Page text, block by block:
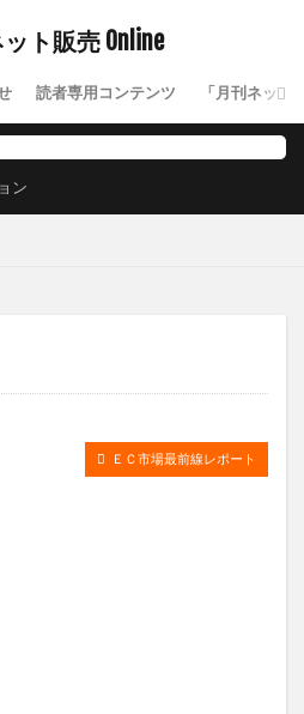
読者専用コンテンツ 「月刊ネット
ン
ＥＣ市場最前線レポート